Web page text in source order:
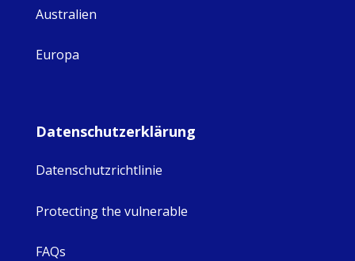
Australien
Europa
Datenschutzerklärung
Datenschutzrichtlinie
Protecting the vulnerable
FAQs